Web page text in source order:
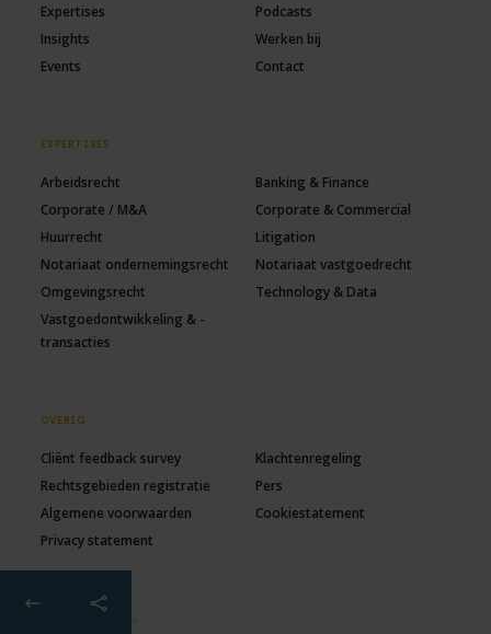
Expertises
Podcasts
Insights
Werken bij
Events
Contact
EXPERTISES
Arbeidsrecht
Banking & Finance
Corporate / M&A
Corporate & Commercial
Huurrecht
Litigation
Notariaat ondernemingsrecht
Notariaat vastgoedrecht
Omgevingsrecht
Technology & Data
Vastgoedontwikkeling & -
transacties
OVERIG
Cliënt feedback survey
Klachtenregeling
Rechtsgebieden registratie
Pers
Algemene voorwaarden
Cookiestatement
Privacy statement